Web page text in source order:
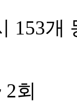
153개
2회